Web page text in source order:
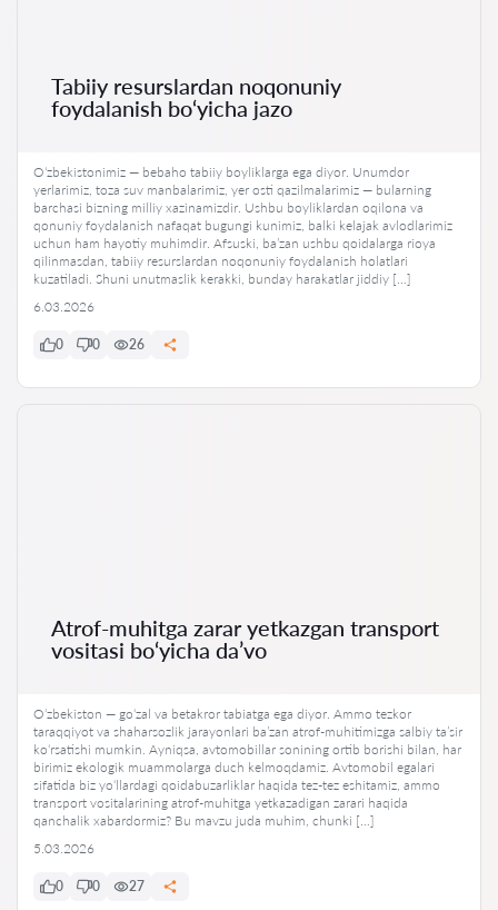
Tabiiy resurslardan noqonuniy
foydalanish bo‘yicha jazo
Oʻzbekistonimiz — bebaho tabiiy boyliklarga ega diyor. Unumdor
yerlarimiz, toza suv manbalarimiz, yer osti qazilmalarimiz — bularning
barchasi bizning milliy xazinamizdir. Ushbu boyliklardan oqilona va
qonuniy foydalanish nafaqat bugungi kunimiz, balki kelajak avlodlarimiz
uchun ham hayotiy muhimdir. Afsuski, ba’zan ushbu qoidalarga rioya
qilinmasdan, tabiiy resurslardan noqonuniy foydalanish holatlari
kuzatiladi. Shuni unutmaslik kerakki, bunday harakatlar jiddiy […]
6.03.2026
0 0 26
Atrof-muhitga zarar yetkazgan transport
vositasi bo‘yicha da’vo
O‘zbekiston — go‘zal va betakror tabiatga ega diyor. Ammo tezkor
taraqqiyot va shaharsozlik jarayonlari ba’zan atrof-muhitimizga salbiy ta’sir
ko‘rsatishi mumkin. Ayniqsa, avtomobillar sonining ortib borishi bilan, har
birimiz ekologik muammolarga duch kelmoqdamiz. Avtomobil egalari
sifatida biz yo‘llardagi qoidabuzarliklar haqida tez-tez eshitamiz, ammo
transport vositalarining atrof-muhitga yetkazadigan zarari haqida
qanchalik xabardormiz? Bu mavzu juda muhim, chunki […]
5.03.2026
0 0 27